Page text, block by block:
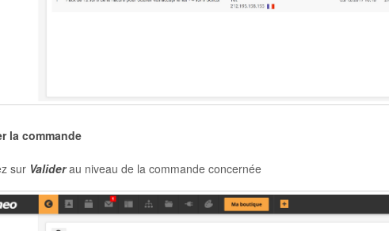
la commande
sur Validerau niveau de la commande concernée